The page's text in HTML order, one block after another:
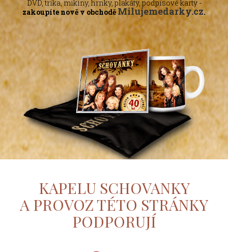
DVD, trika, mikiny, hrnky, plakáty, podpisové karty -
zakoupíte nově v obchoděMilujemedarky.cz.
KAPELU SCHOVANKY
A PROVOZ TÉTO STRÁNKY
PODPORUJÍ